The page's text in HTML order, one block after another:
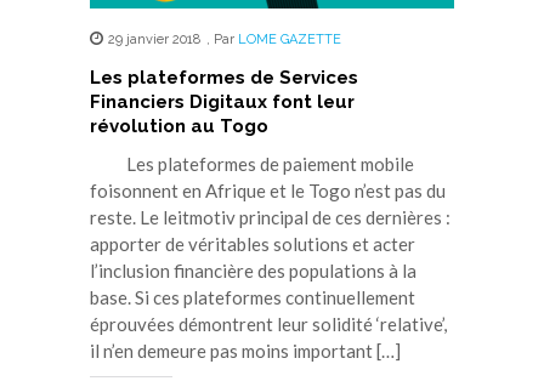
29 janvier 2018 , Par LOME GAZETTE
Les plateformes de Services
Financiers Digitaux font leur
révolution au Togo
Les plateformes de paiement mobile
foisonnent en Afrique et le Togo n’est pas du
reste. Le leitmotiv principal de ces dernières :
apporter de véritables solutions et acter
l’inclusion financière des populations à la
base. Si ces plateformes continuellement
éprouvées démontrent leur solidité ‘relative’,
il n’en demeure pas moins important […]